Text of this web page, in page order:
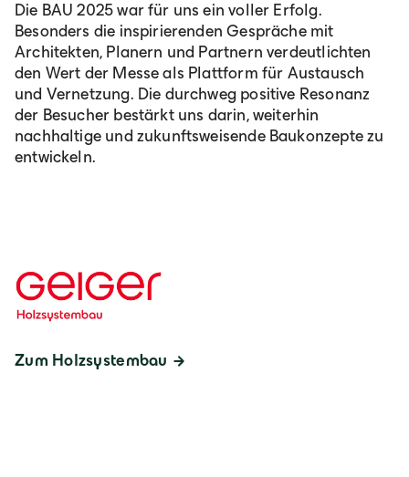
Zum Holzsystembau
Die BAU 2025 war für uns ein voller Erfolg.
Besonders die inspirierenden Gespräche mit
Architekten, Planern und Partnern verdeutlichten
den Wert der Messe als Plattform für Austausch
und Vernetzung. Die durchweg positive Resonanz
der Besucher bestärkt uns darin, weiterhin
nachhaltige und zukunftsweisende Baukonzepte zu
entwickeln.